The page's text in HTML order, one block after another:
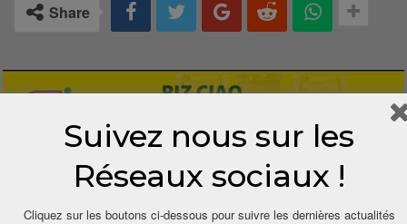
Share
LAISSER UN COMMENTAIRE
Suivez nous sur les
Réseaux sociaux !
Cliquez sur les boutons ci-dessous pour suivre les dernières actualités